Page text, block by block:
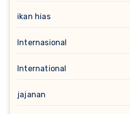
ikan hias
Internasional
International
jajanan